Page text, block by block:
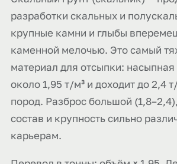
разработки скальных и
крупные камни и глыбы
каменной мелочью. Это самый
материал для отсыпки: насыпная
около 1,95 т/м³ и доходит до 2,4
пород. Разброс большой
состав и крупность сильно
карьерам.